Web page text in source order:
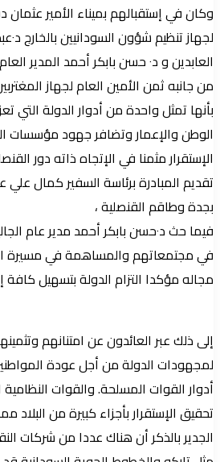
وكان في إستقبالهم بميناء الأمير
العابدين و د٠ حسن بابكر أحمد المدير العام للجاليات بجهاز المغتربين .
من جانبه ثمن الأمين العام لجهاز
بأنها تمثل واحدة من أدوار الدولة التي
الوطن والإعمار وتضافر جهود مؤسسات
الإستقرار مثمنا في الإتجاه ذاته دور
تقديم المبادرة برئاسة السفير كمال
بجدة وطاقم القنصلية ،
فيما حث د٠حسن بابكر أحمد مدير عام
في مجتمعاتهم والمساهمة في مسيرة
مجاله مؤكدا التزام الدولة بتسهيل كافة
إلى ذلك عبر العائدون عن امتنانهم
لمجهودات الدولة من أجل عودة
أدوار القوات المسلحة. والقوات
تحقيق الإستقرار بأجزاء كبيرة من
الجدير بالذكر أن هناك عددا من شركات